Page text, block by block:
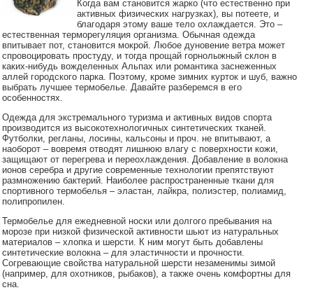
Когда вам становится жарко (что естественно при
активных физических нагрузках), вы потеете, и
благодаря этому ваше тело охлаждается. Это –
естественная терморегуляция организма. Обычная одежда
впитывает пот, становится мокрой. Любое дуновение ветра может
спровоцировать простуду, и тогда прощай горнолыжный склон в
каких-нибудь вожделенных Альпах или романтика заснеженных
аллей городского парка. Поэтому, кроме зимних курток и шуб, важно
выбрать лучшее термобелье. Давайте разберемся в его
особенностях.
Одежда для экстремального туризма и активных видов спорта
производится из высокотехнологичных синтетических тканей.
Футболки, регланы, лосины, кальсоны и проч. не впитывают, а
наоборот – вовремя отводят лишнюю влагу с поверхности кожи,
защищают от перегрева и переохлаждения. Добавление в волокна
ионов серебра и другие современные технологии препятствуют
размножению бактерий. Наиболее распространенные ткани для
спортивного термобелья – эластан, лайкра, полиэстер, полиамид,
полипропилен.
Термобелье для ежедневной носки или долгого пребывания на
морозе при низкой физической активности шьют из натуральных
материалов – хлопка и шерсти. К ним могут быть добавлены
синтетические волокна – для эластичности и прочности.
Согревающие свойства натуральной шерсти незаменимы зимой
(например, для охотников, рыбаков), а также очень комфортны для
сна.